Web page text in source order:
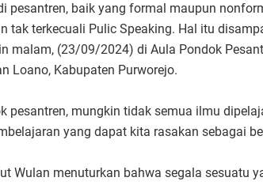
pesantren, baik yang formal maupun
tak terkecuali Pulic Speaking. Hal itu
malam, (23/09/2024) di Aula Pondok
Loano, Kabupaten Purworejo.
pesantren, mungkin tidak semua ilmu
yang dapat kita rasakan sebagai
Wulan menuturkan bahwa segala sesuatu